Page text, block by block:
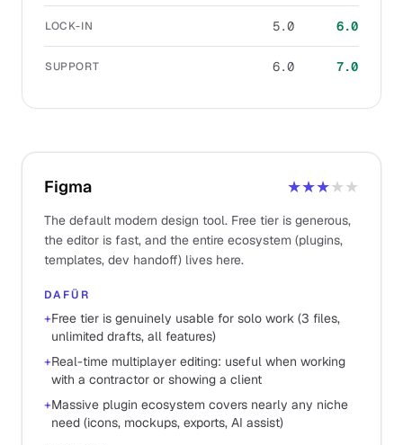
LOCK-IN 5.0 6.0
SUPPORT 6.0 7.0
Figma ★★★★★
The default modern design tool. Free tier is generous,
the editor is fast, and the entire ecosystem (plugins,
templates, dev handoff) lives here.
DAFÜR
+Free tier is genuinely usable for solo work (3 files,
unlimited drafts, all features)
+Real-time multiplayer editing: useful when working
with a contractor or showing a client
+Massive plugin ecosystem covers nearly any niche
need (icons, mockups, exports, AI assist)